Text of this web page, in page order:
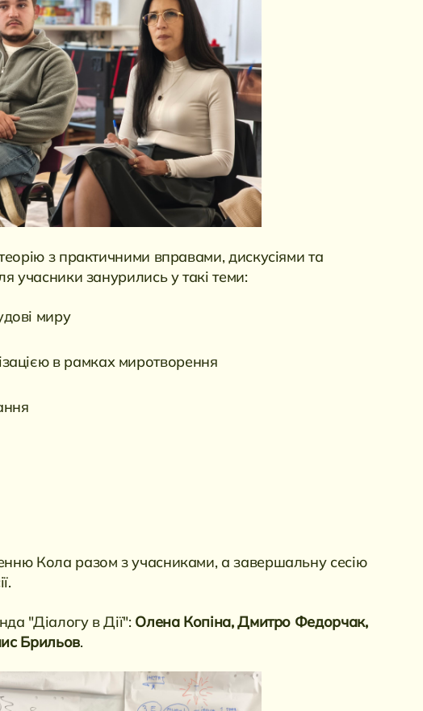
з практичними вправами, дискусіями та
учасники занурились у такі теми:
миру
в рамках миротворення
Кола разом з учасниками, а завершальну сесію
"Діалогу в Дії": Олена Копіна, Дмитро Федорчак,
Брильов.